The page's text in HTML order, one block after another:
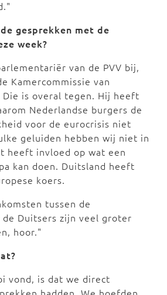
gesprekken met de
week?
van de PVV bij,
Kamercommissie van
Die is overal tegen. Hij heeft
Nederlandse burgers de
voor de eurocrisis niet
geluiden hebben wij niet in
heeft invloed op wat een
kan doen. Duitsland heeft
koers.
tussen de
de Duitsers zijn veel groter
hoor."
vond, is dat we direct